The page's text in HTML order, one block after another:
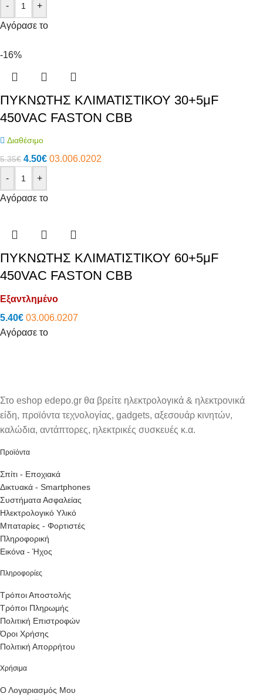
-
+
Αγόρασε το
-16%
ΠΥΚΝΩΤΗΣ ΚΛΙΜΑΤΙΣΤΙΚΟΥ 30+5μF
450VAC FASTON CBB
Διαθέσιμο
5.35€ 4.50€ 03.006.0202
-
+
Αγόρασε το
ΠΥΚΝΩΤΗΣ ΚΛΙΜΑΤΙΣΤΙΚΟΥ 60+5μF
450VAC FASTON CBB
Εξαντλημένο
5.40€ 03.006.0207
Αγόρασε το
Στο eshop edepo.gr θα βρείτε ηλεκτρολογικά & ηλεκτρονικά
είδη, προϊόντα τεχνολογίας, gadgets, αξεσουάρ κινητών,
καλώδια, αντάπτορες, ηλεκτρικές συσκευές κ.α.
Προϊόντα
Σπίτι - Εποχιακά
Δικτυακά - Smartphones
Συστήματα Ασφαλείας
Ηλεκτρολογικό Υλικό
Μπαταρίες - Φορτιστές
Πληροφορική
Εικόνα - Ήχος
Πληροφορίες
Τρόποι Αποστολής
Τρόποι Πληρωμής
Πολιτική Επιστροφών
Όροι Χρήσης
Πολιτική Απορρήτου
Χρήσιμα
Ο Λογαριασμός Μου